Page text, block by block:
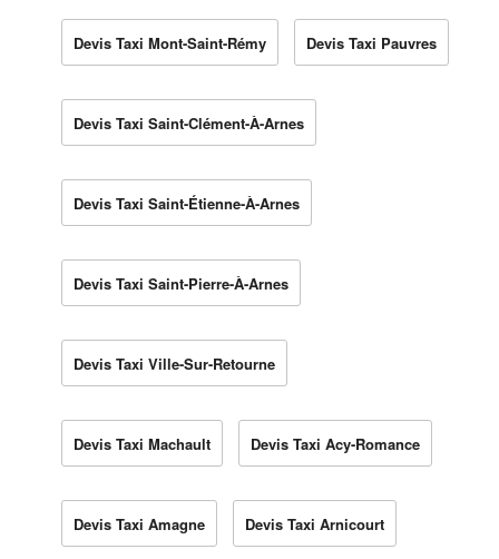
Devis Taxi Mont-Saint-Rémy Devis Taxi Pauvres
Devis Taxi Saint-Clément-À-Arnes
Devis Taxi Saint-Étienne-À-Arnes
Devis Taxi Saint-Pierre-À-Arnes
Devis Taxi Ville-Sur-Retourne
Devis Taxi Machault Devis Taxi Acy-Romance
Devis Taxi Amagne Devis Taxi Arnicourt